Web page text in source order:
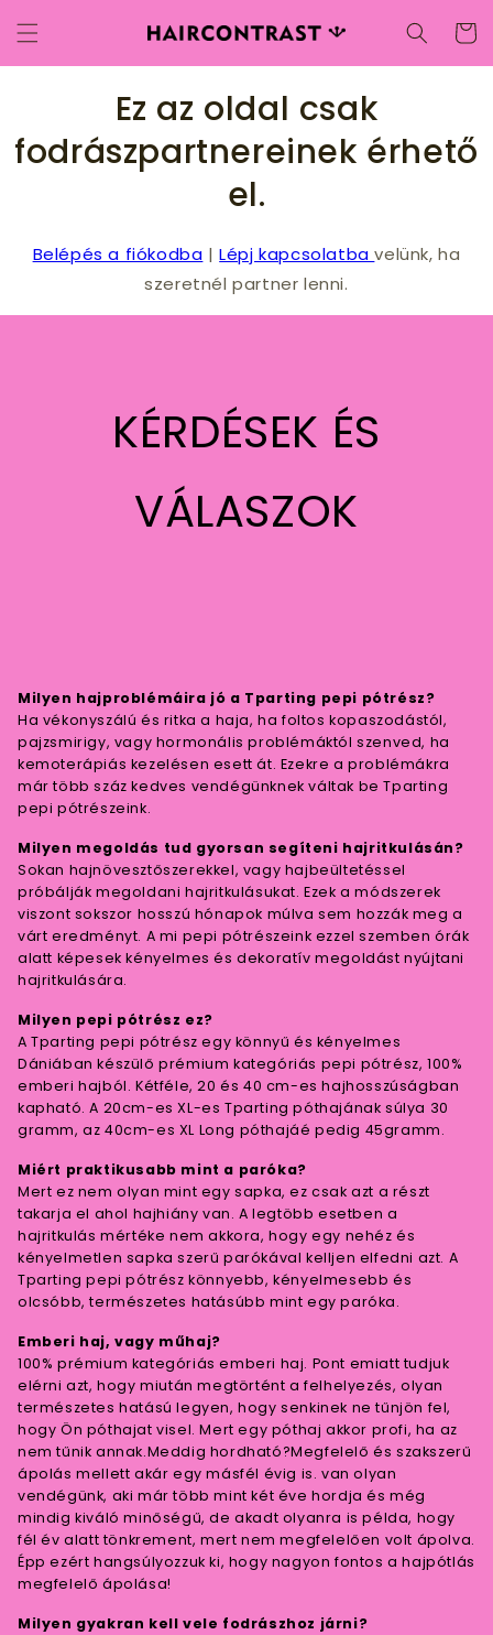
tartalomhoz
Kosár
Ez az oldal csak
fodrászpartnereinek érhető
el.
Belépés a fiókodba |Lépj kapcsolatbavelünk, ha
szeretnél partner lenni.
KÉRDÉSEK ÉS
VÁLASZOK
Milyen hajproblémáira jó a Tparting pepi pótrész?
Ha vékonyszálú és ritka a haja, ha foltos kopaszodástól,
pajzsmirigy, vagy hormonális problémáktól szenved, ha
kemoterápiás kezelésen esett át. Ezekre a problémákra
már több száz kedves vendégünknek váltak be Tparting
pepi pótrészeink.
Milyen megoldás tud gyorsan segíteni hajritkulásán?
Sokan hajnövesztőszerekkel, vagy hajbeültetéssel
próbálják megoldani hajritkulásukat. Ezek a módszerek
viszont sokszor hosszú hónapok múlva sem hozzák meg a
várt eredményt. A mi pepi pótrészeink ezzel szemben órák
alatt képesek kényelmes és dekoratív megoldást nyújtani
hajritkulására.
Milyen pepi pótrész ez?
A Tparting pepi pótrész egy könnyű és kényelmes
Dániában készülő prémium kategóriás pepi pótrész, 100%
emberi hajból. Kétféle, 20 és 40 cm-es hajhosszúságban
kapható. A 20cm-es XL-es Tparting póthajának súlya 30
gramm, az 40cm-es XL Long póthajáé pedig 45gramm.
Miért praktikusabb mint a paróka?
Mert ez nem olyan mint egy sapka, ez csak azt a részt
takarja el ahol hajhiány van. A legtöbb esetben a
hajritkulás mértéke nem akkora, hogy egy nehéz és
kényelmetlen sapka szerű parókával kelljen elfedni azt. A
Tparting pepi pótrész könnyebb, kényelmesebb és
olcsóbb, természetes hatásúbb mint egy paróka.
Emberi haj, vagy műhaj?
100% prémium kategóriás emberi haj. Pont emiatt tudjuk
elérni azt, hogy miután megtörtént a felhelyezés, olyan
természetes hatású legyen, hogy senkinek ne tűnjön fel,
hogy Ön póthajat visel. Mert egy póthaj akkor profi, ha az
nem tűnik annak.Meddig hordható?Megfelelő és szakszerű
ápolás mellett akár egy másfél évig is. van olyan
vendégünk, aki már több mint két éve hordja és még
mindig kiváló minőségű, de akadt olyanra is példa, hogy
fél év alatt tönkrement, mert nem megfelelően volt ápolva.
Épp ezért hangsúlyozzuk ki, hogy nagyon fontos a hajpótlás
megfelelő ápolása!
Milyen gyakran kell vele fodrászhoz járni?